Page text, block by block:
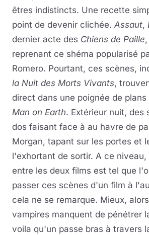
êtres indistincts. Une recette
point de devenir clichée. Assaut,
dernier acte des Chiens de Paille
reprenant ce shéma popularisé
Romero. Pourtant, ces scènes,
la Nuit des Morts Vivants,
direct dans une poignée de plans
Man on Earth. Extérieur nuit, des
dos faisant face à au havre de
Morgan, tapant sur les portes et
l'exhortant de sortir. A ce niveau,
entre les deux films est tel que
passer ces scènes d'un film à
cela ne se remarque. Mieux,
vampires manquent de pénétrer
voila qu'un passe bras à travers